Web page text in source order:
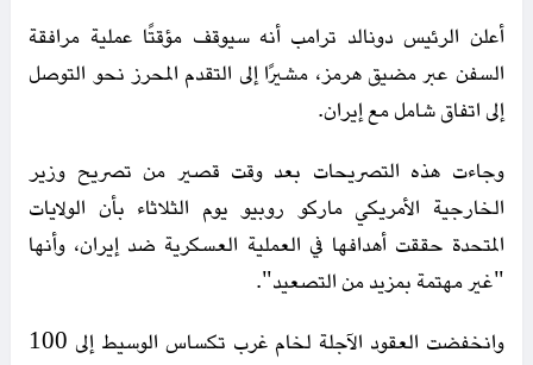
أعلن الرئيس دونالد ترامب أنه سيوقف مؤقتًا عملية مرافقة
السفن عبر مضيق هرمز، مشيرًا إلى التقدم المحرز نحو التوصل
إلى اتفاق شامل مع إيران.
وجاءت هذه التصريحات بعد وقت قصير من تصريح وزير
الخارجية الأمريكي ماركو روبيو يوم الثلاثاء بأن الولايات
المتحدة حققت أهدافها في العملية العسكرية ضد إيران، وأنها
"غير مهتمة بمزيد من التصعيد".
وانخفضت العقود الآجلة لخام غرب تكساس الوسيط إلى 100